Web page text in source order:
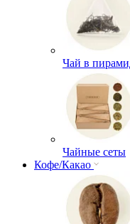
Чай в
Чайные сеты
Кофе/Какао